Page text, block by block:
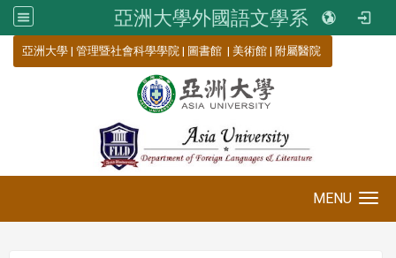
亞洲大學外國語文學系
亞洲大學 | 管理暨社會科學學院 | 圖書館 | 美術館 | 附屬醫院
MENU